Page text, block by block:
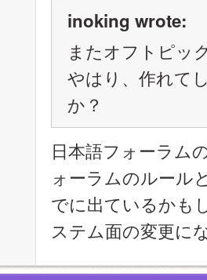
inoking wrote:
またオフトピッ
やはり、作れて
か？
日本語フォーラム
ォーラムのルール
でに出ているかも
ステム面の変更に